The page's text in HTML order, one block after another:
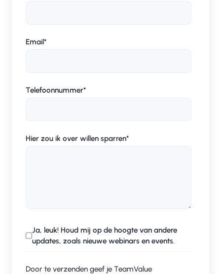
Email*
Telefoonnummer*
Hier zou ik over willen sparren*
Ja, leuk! Houd mij op de hoogte van andere
updates, zoals nieuwe webinars en events.
Door te verzenden geef je TeamValue